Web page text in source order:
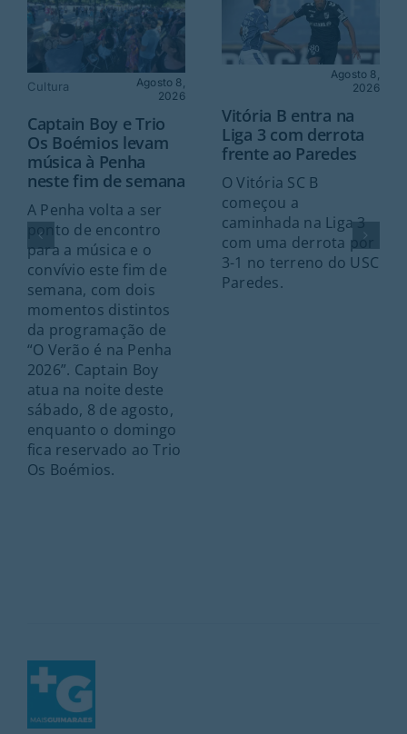
Cultura
Agosto 8,
2026
Captain Boy e Trio
Os Boémios levam
música à Penha
neste fim de semana
A Penha volta a ser
ponto de encontro
para a música e o
convívio este fim de
semana, com dois
momentos distintos
da programação de
“O Verão é na Penha
2026”. Captain Boy
atua na noite deste
sábado, 8 de agosto,
enquanto o domingo
fica reservado ao Trio
Os Boémios.
Agosto 8,
2026
Vitória B entra na
Liga 3 com derrota
frente ao Paredes
O Vitória SC B
começou a
caminhada na Liga 3
com uma derrota por
3-1 no terreno do USC
Paredes.